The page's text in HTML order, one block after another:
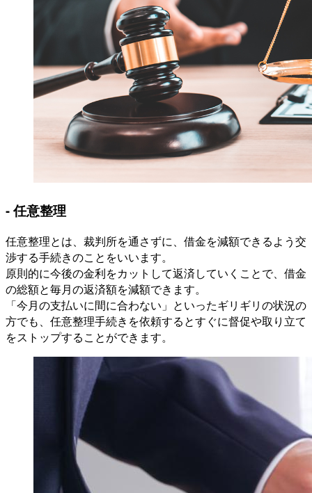
- 任意整理
任意整理とは、裁判所を通さずに、借金を減額できるよう交
渉する手続きのことをいいます。
原則的に今後の金利をカットして返済していくことで、借金
の総額と毎月の返済額を減額できます。
「今月の支払いに間に合わない」といったギリギリの状況の
方でも、任意整理手続きを依頼するとすぐに督促や取り立て
をストップすることができます。